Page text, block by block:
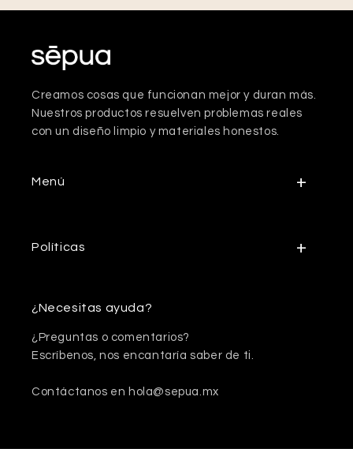
Creamos cosas que funcionan mejor y duran más.
Nuestros productos resuelven problemas reales
con un diseño limpio y materiales honestos.
Menú
Políticas
¿Necesitas ayuda?
¿Preguntas o comentarios?
Escríbenos, nos encantaría saber de ti.
Contáctanos en hola@sepua.mx